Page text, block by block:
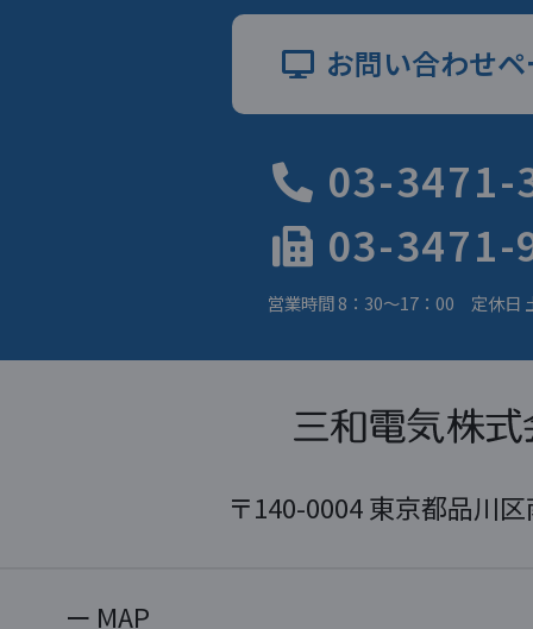
お問い合わせ
03-3471-
03-3471-
営業時間 8：30～17：00 定休日
〒140-0004 東京都品川
MAP